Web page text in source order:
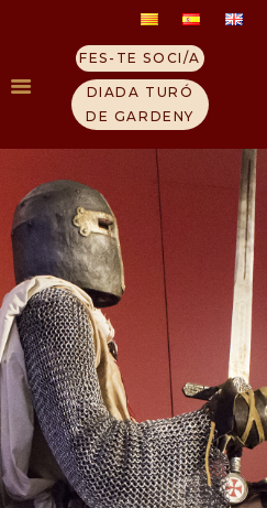
FES-TE SOCI/A
DIADA TURÓ
DE GARDENY